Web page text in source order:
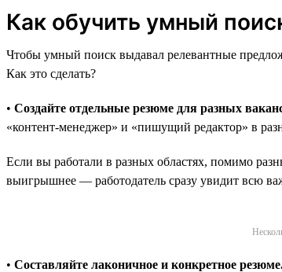
Как обучить умный
Чтобы умный поиск выдавал релевантные
Как это сделать?
• Создайте отдельные резюме для разных
«контент-менеджер» и «пишущий редактор» в
Если вы работали в разных областях, помимо
выигрышнее — работодатель сразу увидит всю
• Составляйте лаконичное и конкретное